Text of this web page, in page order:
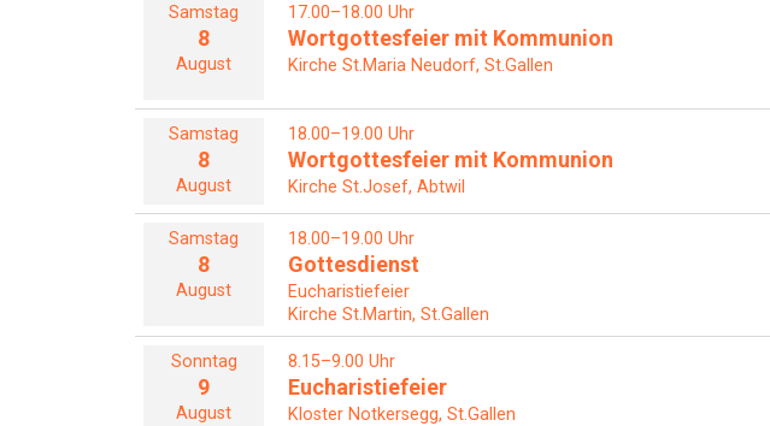
Samstag
8
August
17.00–18.00 Uhr
Wortgottesfeier mit Kommunion
Kirche St.Maria Neudorf, St.Gallen
Samstag
8
August
18.00–19.00 Uhr
Wortgottesfeier mit Kommunion
Kirche St.Josef, Abtwil
Samstag
8
August
18.00–19.00 Uhr
Gottesdienst
Eucharistiefeier
Kirche St.Martin, St.Gallen
Sonntag
9
August
8.15–9.00 Uhr
Eucharistiefeier
Kloster Notkersegg, St.Gallen